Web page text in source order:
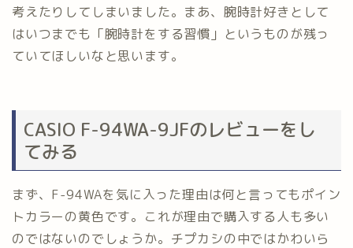
考えたりしてしまいました。まあ、腕時計好きとして
はいつまでも「腕時計をする習慣」というものが残っ
ていてほしいなと思います。
CASIO F-94WA-9JFのレビューをし
てみる
まず、F-94WAを気に入った理由は何と言ってもポイン
トカラーの黄色です。これが理由で購入する人も多い
のではないのでしょうか。チプカシの中ではかわいら